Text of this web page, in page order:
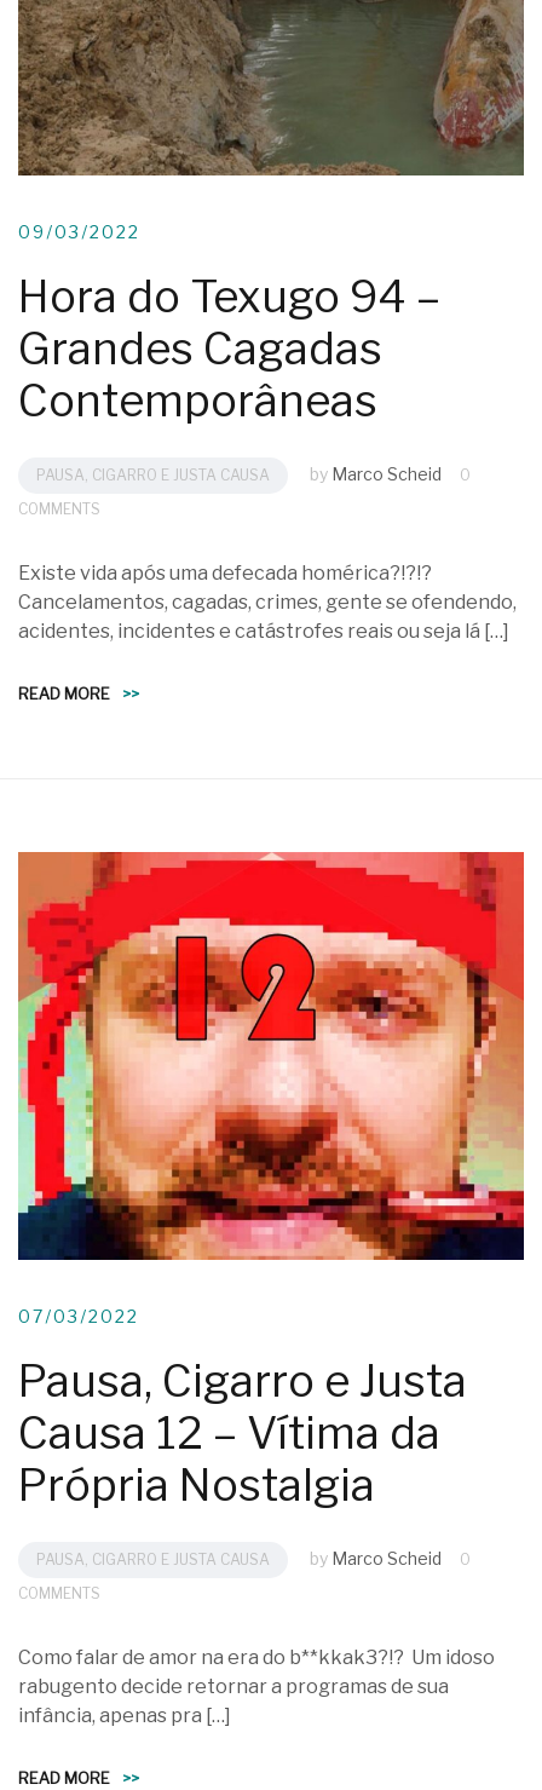
09/03/2022
Hora do Texugo 94 –
Grandes Cagadas
Contemporâneas
PAUSA, CIGARRO E JUSTA CAUSA by Marco Scheid
0
COMMENTS
Existe vida após uma defecada homérica?!?!?
Cancelamentos, cagadas, crimes, gente se ofendendo,
acidentes, incidentes e catástrofes reais ou seja lá […]
READ MORE >>
07/03/2022
Pausa, Cigarro e Justa
Causa 12 – Vítima da
Própria Nostalgia
PAUSA, CIGARRO E JUSTA CAUSA by Marco Scheid
0
COMMENTS
Como falar de amor na era do b**kkak3?!? Um idoso
rabugento decide retornar a programas de sua
infância, apenas pra […]
READ MORE >>